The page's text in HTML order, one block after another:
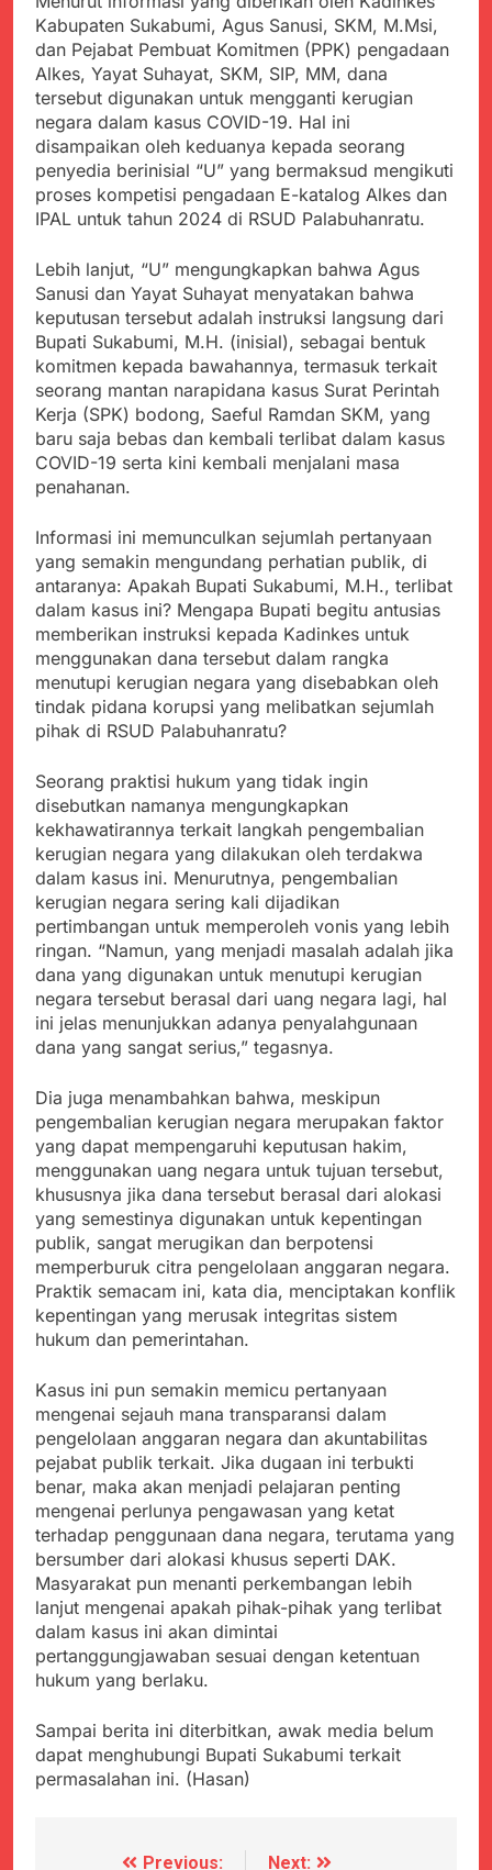
Kabupaten Sukabumi, Agus Sanusi, SKM, M.Msi,
dan Pejabat Pembuat Komitmen (PPK) pengadaan
Alkes, Yayat Suhayat, SKM, SIP, MM, dana
tersebut digunakan untuk mengganti kerugian
negara dalam kasus COVID-19. Hal ini
disampaikan oleh keduanya kepada seorang
penyedia berinisial “U” yang bermaksud mengikuti
proses kompetisi pengadaan E-katalog Alkes dan
IPAL untuk tahun 2024 di RSUD Palabuhanratu.
Lebih lanjut, “U” mengungkapkan bahwa Agus
Sanusi dan Yayat Suhayat menyatakan bahwa
keputusan tersebut adalah instruksi langsung dari
Bupati Sukabumi, M.H. (inisial), sebagai bentuk
komitmen kepada bawahannya, termasuk terkait
seorang mantan narapidana kasus Surat Perintah
Kerja (SPK) bodong, Saeful Ramdan SKM, yang
baru saja bebas dan kembali terlibat dalam kasus
COVID-19 serta kini kembali menjalani masa
penahanan.
Informasi ini memunculkan sejumlah pertanyaan
yang semakin mengundang perhatian publik, di
antaranya: Apakah Bupati Sukabumi, M.H., terlibat
dalam kasus ini? Mengapa Bupati begitu antusias
memberikan instruksi kepada Kadinkes untuk
menggunakan dana tersebut dalam rangka
menutupi kerugian negara yang disebabkan oleh
tindak pidana korupsi yang melibatkan sejumlah
pihak di RSUD Palabuhanratu?
Seorang praktisi hukum yang tidak ingin
disebutkan namanya mengungkapkan
kekhawatirannya terkait langkah pengembalian
kerugian negara yang dilakukan oleh terdakwa
dalam kasus ini. Menurutnya, pengembalian
kerugian negara sering kali dijadikan
pertimbangan untuk memperoleh vonis yang lebih
ringan. “Namun, yang menjadi masalah adalah jika
dana yang digunakan untuk menutupi kerugian
negara tersebut berasal dari uang negara lagi, hal
ini jelas menunjukkan adanya penyalahgunaan
dana yang sangat serius,” tegasnya.
Dia juga menambahkan bahwa, meskipun
pengembalian kerugian negara merupakan faktor
yang dapat mempengaruhi keputusan hakim,
menggunakan uang negara untuk tujuan tersebut,
khususnya jika dana tersebut berasal dari alokasi
yang semestinya digunakan untuk kepentingan
publik, sangat merugikan dan berpotensi
memperburuk citra pengelolaan anggaran negara.
Praktik semacam ini, kata dia, menciptakan konflik
kepentingan yang merusak integritas sistem
hukum dan pemerintahan.
Kasus ini pun semakin memicu pertanyaan
mengenai sejauh mana transparansi dalam
pengelolaan anggaran negara dan akuntabilitas
pejabat publik terkait. Jika dugaan ini terbukti
benar, maka akan menjadi pelajaran penting
mengenai perlunya pengawasan yang ketat
terhadap penggunaan dana negara, terutama yang
bersumber dari alokasi khusus seperti DAK.
Masyarakat pun menanti perkembangan lebih
lanjut mengenai apakah pihak-pihak yang terlibat
dalam kasus ini akan dimintai
pertanggungjawaban sesuai dengan ketentuan
hukum yang berlaku.
Sampai berita ini diterbitkan, awak media belum
dapat menghubungi Bupati Sukabumi terkait
permasalahan ini. (Hasan)
Previous:
Next: